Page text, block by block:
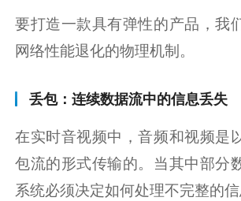
要打造一款具有弹性的产品，我
网络性能退化的物理机制。
丢包：连续数据流中的信息丢失
在实时音视频中，音频和视频是
包流的形式传输的。当其中部分
系统必须决定如何处理不完整的信